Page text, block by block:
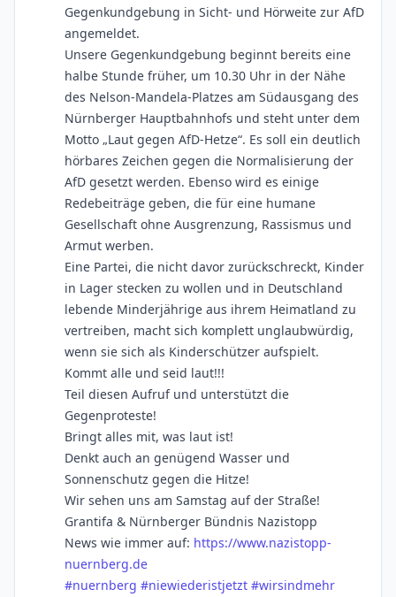
Gegenkundgebung in Sicht- und Hörweite zur AfD
angemeldet.
Unsere Gegenkundgebung beginnt bereits eine
halbe Stunde früher, um 10.30 Uhr in der Nähe
des Nelson-Mandela-Platzes am Südausgang des
Nürnberger Hauptbahnhofs und steht unter dem
Motto „Laut gegen AfD-Hetze“. Es soll ein deutlich
hörbares Zeichen gegen die Normalisierung der
AfD gesetzt werden. Ebenso wird es einige
Redebeiträge geben, die für eine humane
Gesellschaft ohne Ausgrenzung, Rassismus und
Armut werben.
Eine Partei, die nicht davor zurückschreckt, Kinder
in Lager stecken zu wollen und in Deutschland
lebende Minderjährige aus ihrem Heimatland zu
vertreiben, macht sich komplett unglaubwürdig,
wenn sie sich als Kinderschützer aufspielt.
Kommt alle und seid laut!!!
Teil diesen Aufruf und unterstützt die
Gegenproteste!
Bringt alles mit, was laut ist!
Denkt auch an genügend Wasser und
Sonnenschutz gegen die Hitze!
Wir sehen uns am Samstag auf der Straße!
Grantifa & Nürnberger Bündnis Nazistopp
News wie immer auf: https://www.nazistopp-
nuernberg.de
#nuernberg #niewiederistjetzt #wirsindmehr